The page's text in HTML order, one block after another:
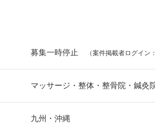
募集一時停止 （案件掲載者ログイン
マッサージ・整体・整骨院・鍼灸
九州・沖縄